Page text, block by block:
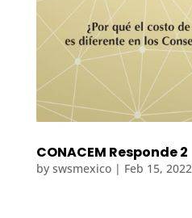
CONACEM Responde 2
by swsmexico| Feb 15, 2022